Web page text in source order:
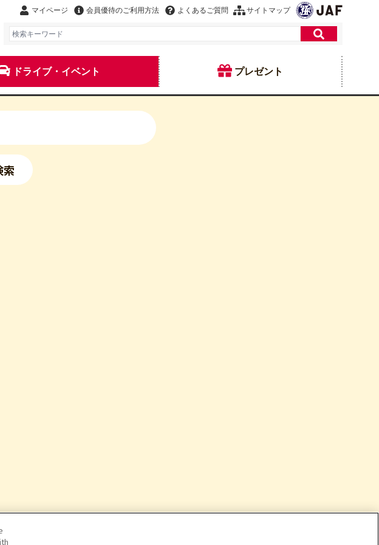
マイページ 会員優待のご利用方法 よくあるご質問 サイトマップ
ドライブ・イベント プレゼント
索